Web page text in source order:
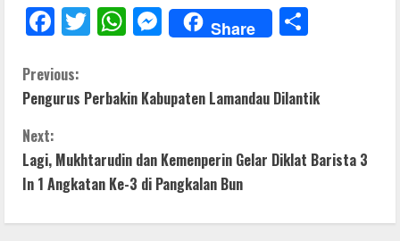
F
e
b
o
k
T
er
W
s
p
p
M
e
e
g
er
Share
e
C
o
n
t
i
Previous:
Pengurus Perbakin Kabupaten Lamandau Dilantik
Next:
Lagi, Mukhtarudin dan Kemenperin Gelar Diklat Barista 3
In 1 Angkatan Ke-3 di Pangkalan Bun